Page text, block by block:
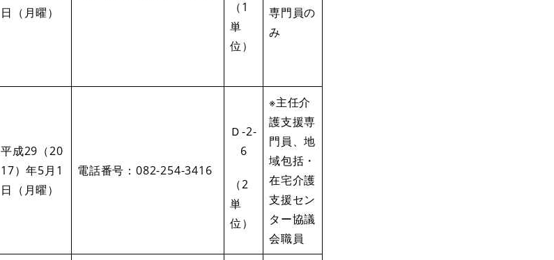
日（月曜）
（1
単
位）
専門員の
み
平成29（20
17）年5月1
日（月曜）
電話番号：082-254-3416
Ｄ-2-
6
（2
単
位）
※主任介
護支援専
門員、地
域包括・
在宅介護
支援セン
ター協議
会職員